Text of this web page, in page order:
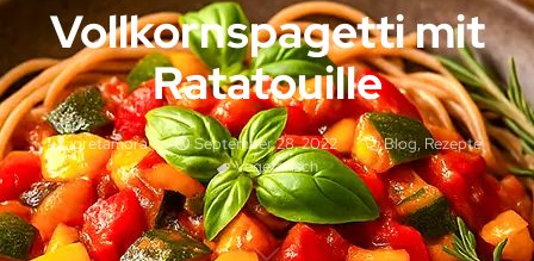
Vollkornspagetti mit
Ratatouille
gretamora September 28, 2022 Blog, Rezepte
Vegetarisch